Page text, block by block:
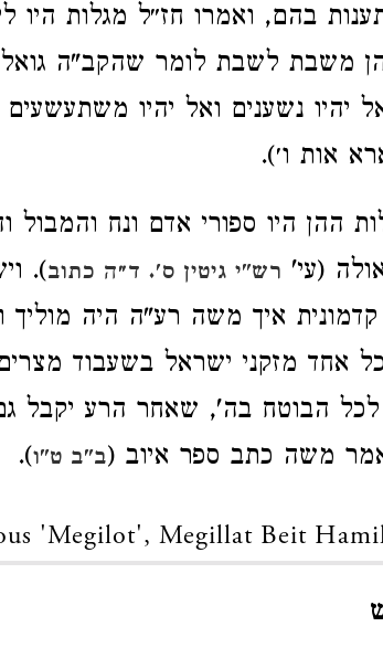
בהם, ואמרו חז״ל מגלות היו
משבת לשבת לומר שהקב"ה
יהיו נשענים ואל יהיו משתעשעים
אות ו׳).
ההן היו ספורי אדם ונח והמבול
(עי' רש"י גיטין ס'. ד״ה כתוב).
איך משה רע"ה היה מוליך
אחד מזקני ישראל בשעבוד
לכל הבוטח בה', שאחר הרע יקבל
משה כתב ספר איוב (ב"ב ט"ו).
'Megilot', Megillat Beit